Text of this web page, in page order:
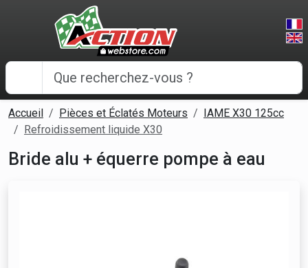
Panneau de gestion des cookies
Accueil Pièces et Éclatés Moteurs
IAME X30 125cc
Refroidissement liquide X30
Bride alu + équerre pompe à eau